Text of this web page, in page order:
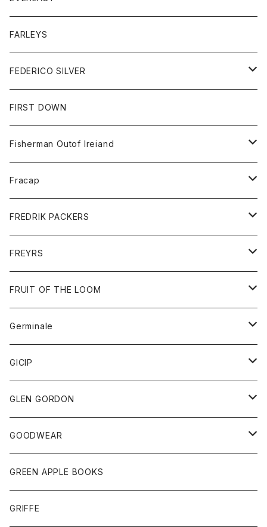
シャツ
セーター
ボトム
ショートパンツ
パンツ
レディース
コート
ジャケット
Tシャツ
ボトム
トップス
ジャケット
スエットシャツ
ボトム
スエットパンツ
グッズ
帽子
FARLEYS
FEDERICO SILVER
アクセサリー
FIRST DOWN
Fisherman Outof Ireiand
ニット
Fracap
グッズ
靴
FREDRIK PACKERS
アクセサリー
バッグ
FREYRS
サングラス
FRUIT OF THE LOOM
アウター
パーカー
グッズ
ネクタイ
チーフ
トップス
シャツ
タンクトップ
ボトム
ショートパンツ
スカート
レディース
スカート
Germinale
靴
サンダル
GICIP
トップス
Tシャツ
GLEN GORDON
グッズ
手袋
GOODWEAR
トップス
Tシャツ
GREEN APPLE BOOKS
GRIFFE